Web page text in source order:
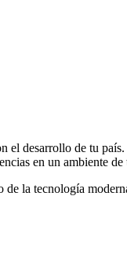
el desarrollo de tu país.
en un ambiente
la tecnología